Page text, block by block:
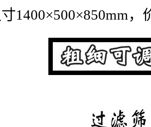
1400×500×850mm ，